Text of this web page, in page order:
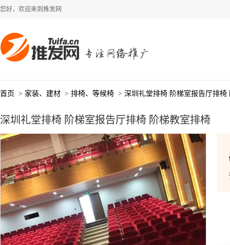
您好，欢迎来到推发网
首页 > 家装、建材 > 排椅、等候椅 > 深圳礼堂排椅 阶梯室报告厅排椅
深圳礼堂排椅 阶梯室报告厅排椅 阶梯教室排椅